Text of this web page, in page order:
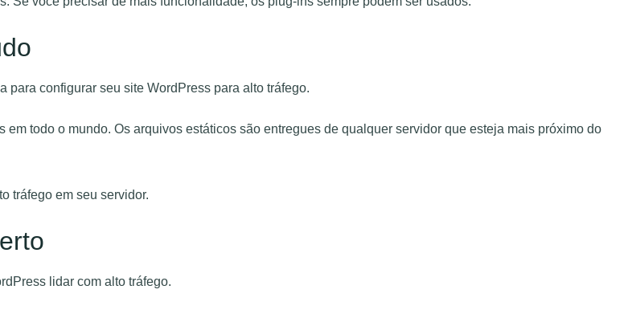
para configurar seu site WordPress para alto tráfego.
todo o mundo. Os arquivos estáticos são entregues de qualquer servidor que esteja mais próximo do
tráfego em seu servidor.
lidar com alto tráfego.